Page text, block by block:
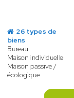
26 types de
biens
Bureau
Maison individuelle
Maison passive /
écologique